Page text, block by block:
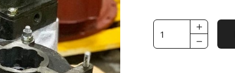
Количество
товара